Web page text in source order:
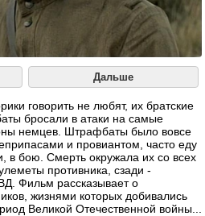
Дальше
говорить не любят, их братские
бросали в атаки на самые
немцев. Штрафбаты было вовсе
и провиантом, часто еду
в бою. Смерть окружала их со всех
противника, сзади -
Фильм рассказывает о
жизнями которых добивались
Великой Отечественной войны...